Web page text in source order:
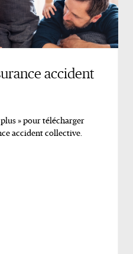
accident
» pour télécharger
accident collective.